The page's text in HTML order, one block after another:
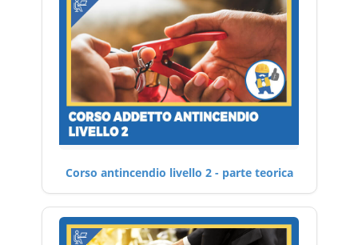
Corso antincendio livello 2 - parte teorica